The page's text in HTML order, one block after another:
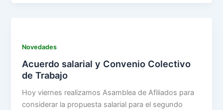
Novedades
Acuerdo salarial y Convenio Colectivo
de Trabajo
Hoy viernes realizamos Asamblea de Afiliados para
considerar la propuesta salarial para el segundo